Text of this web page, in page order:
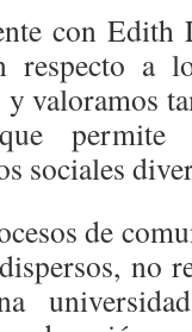
con
respecto a
y valoramos
permite
sociales
de
no